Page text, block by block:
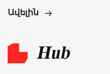
Ավելին
Hub